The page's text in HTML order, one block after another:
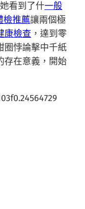
看到了什一般
檢推薦讓兩個極
康檢查 ，達到零
圈悖論擊中千紙
存在意義，開始